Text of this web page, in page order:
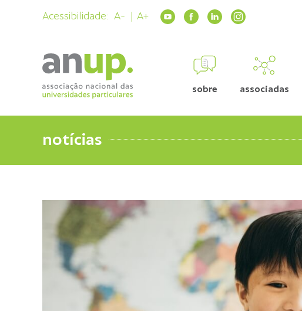
Acessibilidade: A- A+
sobre associadas
notícias